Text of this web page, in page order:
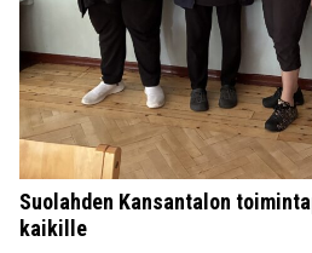
Suolahden Kansantalon
kaikille